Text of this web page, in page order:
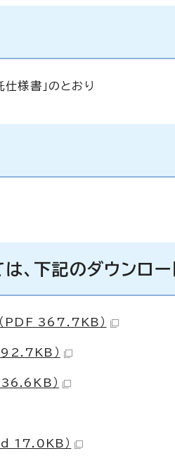
様書」のとおり
下記のダウンロー
PDF 367.7KB）
）
）
17.0KB）